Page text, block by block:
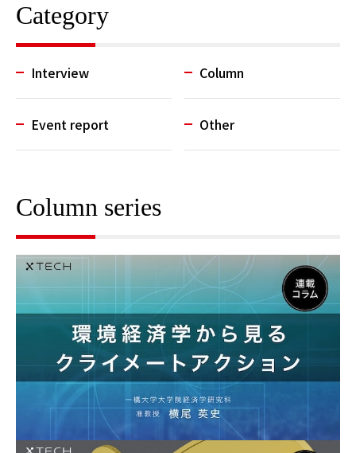
Category
Interview Column
Event report Other
Column series